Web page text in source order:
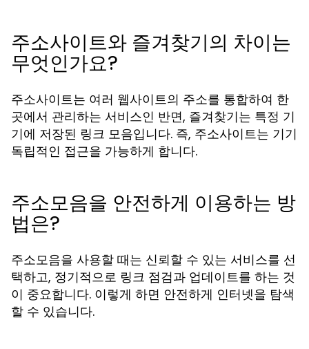
주소사이트와 즐겨찾기의 차이는
무엇인가요?
주소사이트는 여러 웹사이트의 주소를 통합하여 한
곳에서 관리하는 서비스인 반면, 즐겨찾기는 특정 기
기에 저장된 링크 모음입니다. 즉, 주소사이트는 기기
독립적인 접근을 가능하게 합니다.
주소모음을 안전하게 이용하는 방
법은?
주소모음을 사용할 때는 신뢰할 수 있는 서비스를 선
택하고, 정기적으로 링크 점검과 업데이트를 하는 것
이 중요합니다. 이렇게 하면 안전하게 인터넷을 탐색
할 수 있습니다.